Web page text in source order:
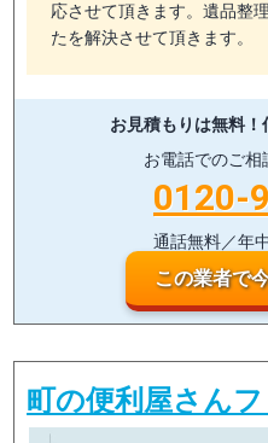
応させて頂きます。遺品整
たを解決させて頂きます。
お見積もりは無料！
お電話でのご相
0120-
通話無料／年
この業者で
町の便利屋さん